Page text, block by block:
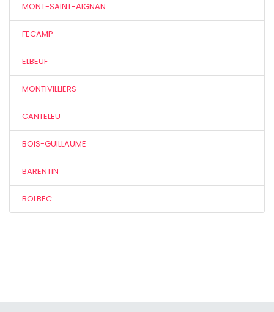
MONT-SAINT-AIGNAN
FECAMP
ELBEUF
MONTIVILLIERS
CANTELEU
BOIS-GUILLAUME
BARENTIN
BOLBEC